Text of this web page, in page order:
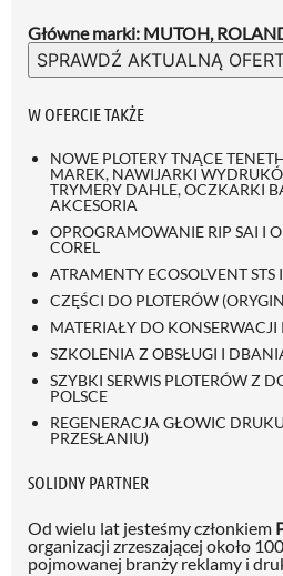
Główne marki: MUTOH,
SPRAWDŹ AKTUALNĄ
W OFERCIE TAKŻE
NOWE PLOTERY TNĄCE
MAREK, NAWIJARKI
TRYMERY DAHLE, OCZKARKI
AKCESORIA
OPROGRAMOWANIE RIP SAI I
COREL
ATRAMENTY ECOSOLVENT
CZĘŚCI DO PLOTERÓW
MATERIAŁY DO KONSERWACJI
SZKOLENIA Z OBSŁUGI I
SZYBKI SERWIS PLOTERÓW Z
POLSCE
REGENERACJA GŁOWIC
PRZESŁANIU)
SOLIDNY PARTNER
Od wielu lat jesteśmy członkiem
organizacji zrzeszającej około
pojmowanej branży reklamy i